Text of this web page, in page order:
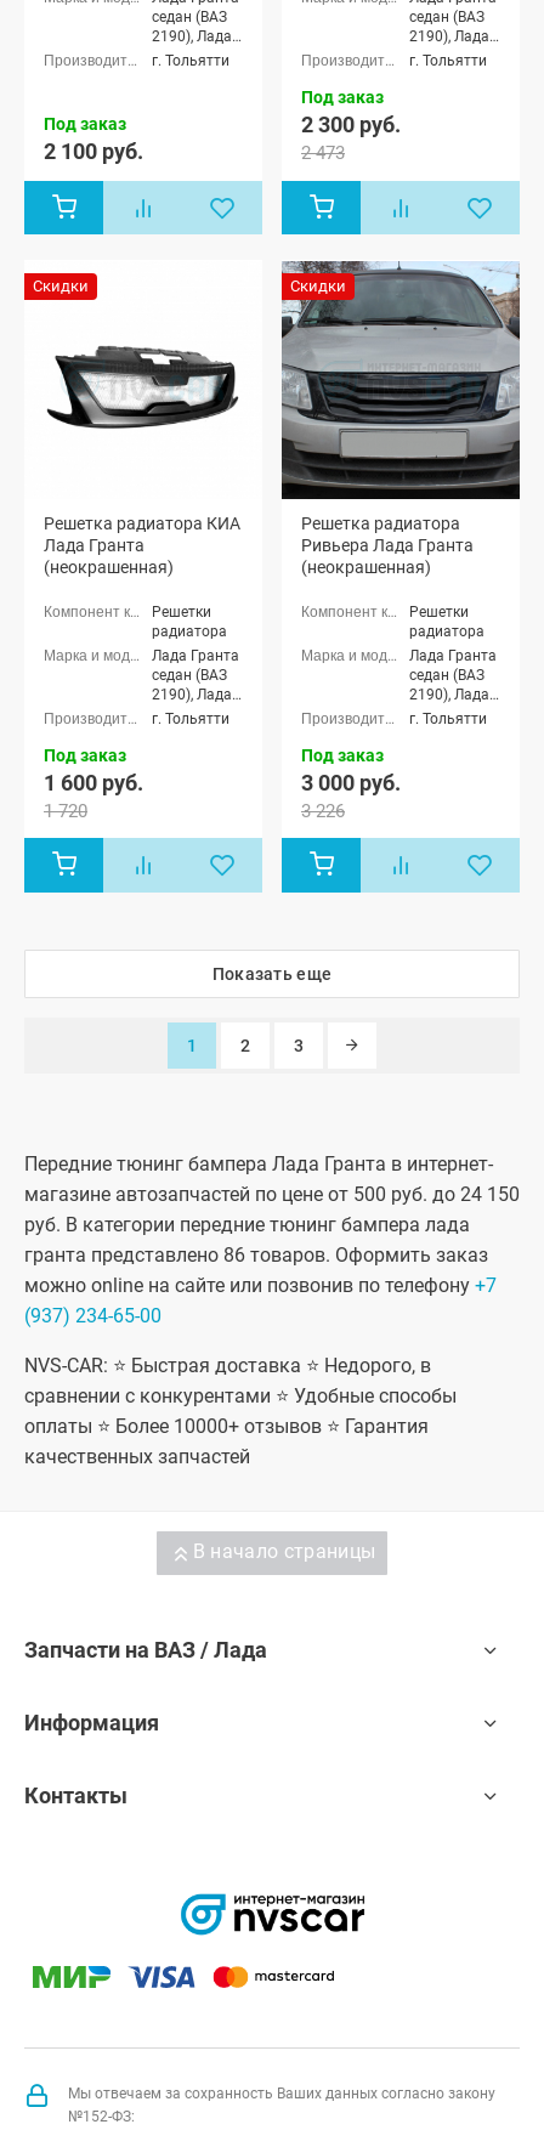
седан (ВАЗ
2190), Лада
Гранта
г. Тольятти
Под заказ
2 100 руб.
седан (ВАЗ
2190), Лада
Гранта
г. Тольятти
Под заказ
2 300 руб.
2 473
Скидки
Решетка радиатора КИА
Лада Гранта
(неокрашенная)
Решетки
радиатора
Лада Гранта
седан (ВАЗ
2190), Лада
Гранта
г. Тольятти
Под заказ
1 600 руб.
1 720
Скидки
Решетка радиатора
Ривьера Лада Гранта
(неокрашенная)
Решетки
радиатора
Лада Гранта
седан (ВАЗ
2190), Лада
Гранта
г. Тольятти
Под заказ
3 000 руб.
3 226
Показать еще
1 2 3
Передние тюнинг бампера Лада Гранта в интернет-
магазине автозапчастей по цене от 500 руб. до 24 150
руб. В категории передние тюнинг бампера лада
гранта представлено 86 товаров. Оформить заказ
можно online на сайте или позвонив по телефону +7
(937) 234-65-00
NVS-CAR: ⭐ Быстрая доставка ⭐ Недорого, в
сравнении с конкурентами ⭐ Удобные способы
оплаты ⭐ Более 10000+ отзывов ⭐ Гарантия
качественных запчастей
В начало страницы
Запчасти на ВАЗ / Лада
Информация
Контакты
Мы отвечаем за сохранность Ваших данных согласно закону
№152-ФЗ: